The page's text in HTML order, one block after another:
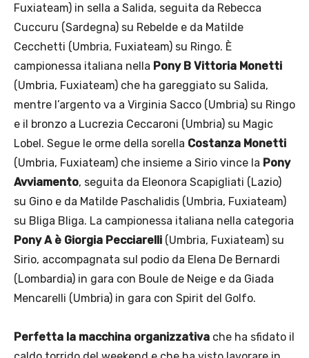
Fuxiateam) in sella a Salida, seguita da Rebecca
Cuccuru (Sardegna) su Rebelde e da Matilde
Cecchetti (Umbria, Fuxiateam) su Ringo. È
campionessa italiana nella Pony B Vittoria Monetti
(Umbria, Fuxiateam) che ha gareggiato su Salida,
mentre l’argento va a Virginia Sacco (Umbria) su Ringo
e il bronzo a Lucrezia Ceccaroni (Umbria) su Magic
Lobel. Segue le orme della sorella Costanza Monetti
(Umbria, Fuxiateam) che insieme a Sirio vince la Pony
Avviamento, seguita da Eleonora Scapigliati (Lazio)
su Gino e da Matilde Paschalidis (Umbria, Fuxiateam)
su Bliga Bliga. La campionessa italiana nella categoria
Pony A è Giorgia Pecciarelli (Umbria, Fuxiateam) su
Sirio, accompagnata sul podio da Elena De Bernardi
(Lombardia) in gara con Boule de Neige e da Giada
Mencarelli (Umbria) in gara con Spirit del Golfo.
Perfetta la macchina organizzativa che ha sfidato il